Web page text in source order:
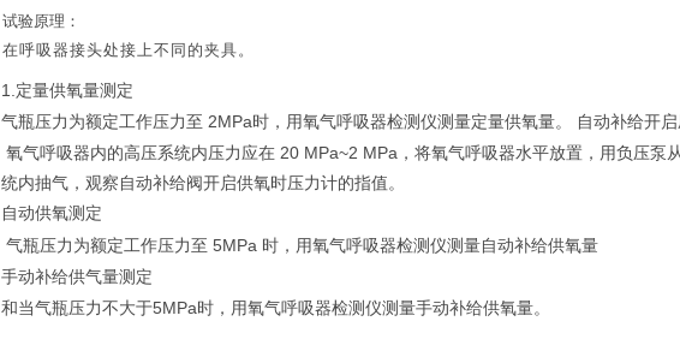
试验原理：
在呼吸器接头处接上不同的夹具。
1. 定量供氧量测定
气瓶压力为额定工作压力至 2MPa时，用氧气呼吸器检测仪测量定量供氧量。 自动补给开
氧气呼吸器内的高压系统内压力应在 20 MPa~2 MPa，将氧气呼吸器水平放置，用负压泵
统内抽气，观察自动补给阀开启供氧时压力计的指值。
自动供氧测定
气瓶压力为额定工作压力至 5MPa 时，用氧气呼吸器检测仪测量自动补给供氧量
手动补给供气量测定
和当气瓶压力不大于5MPa时，用氧气呼吸器检测仪测量手动补给供氧量。